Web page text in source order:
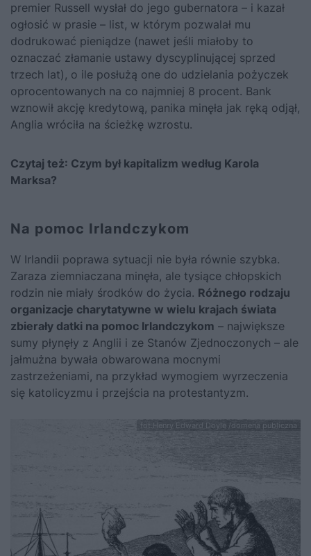
premier Russell wysłał do jego gubernatora – i kazał
ogłosić w prasie – list, w którym pozwalał mu
dodrukować pieniądze (nawet jeśli miałoby to
oznaczać złamanie ustawy dyscyplinującej sprzed
trzech lat), o ile posłużą one do udzielania pożyczek
oprocentowanych na co najmniej 8 procent. Bank
wznowił akcję kredytową, panika minęła jak ręką odjął,
Anglia wróciła na ścieżkę wzrostu.
Czytaj też: Czym był kapitalizm według Karola
Marksa?
Na pomoc Irlandczykom
W Irlandii poprawa sytuacji nie była równie szybka.
Zaraza ziemniaczana minęła, ale tysiące chłopskich
rodzin nie miały środków do życia. Różnego rodzaju
organizacje charytatywne w wielu krajach świata
zbierały datki na pomoc Irlandczykom – największe
sumy płynęły z Anglii i ze Stanów Zjednoczonych – ale
jałmużna bywała obwarowana mocnymi
zastrzeżeniami, na przykład wymogiem wyrzeczenia
się katolicyzmu i przejścia na protestantyzm.
fot.Henry Edward Doyle /domena publiczna